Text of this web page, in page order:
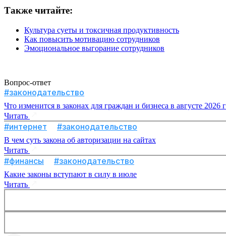
Также читайте:
Культура суеты и токсичная продуктивность
Как повысить мотивацию сотрудников
Эмоциональное выгорание сотрудников
Вопрос-ответ
#законодательство
Что изменится в законах для граждан и бизнеса в августе 2026
Читать
#интернет #законодательство
В чем суть закона об авторизации на сайтах
Читать
#финансы #законодательство
Какие законы вступают в силу в июле
Читать